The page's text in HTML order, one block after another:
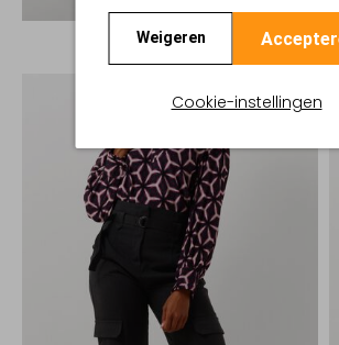
Weigeren
Cookie-instellingen